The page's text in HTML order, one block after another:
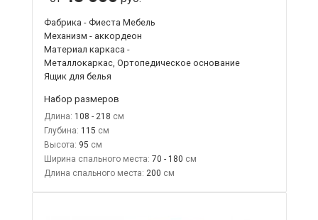
Фабрика - Фиеста Мебель
Механизм - аккордеон
Материал каркаса -
Металлокаркас, Ортопедическое основание
Ящик для белья
Набор размеров
Длина: 108 - 218
Глубина: 115
Высота: 95
Ширина спального места: 70 - 180
Длина спального места: 200